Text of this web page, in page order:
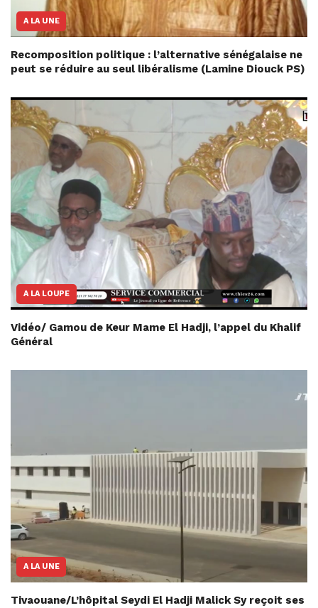
A LA UNE
Recomposition politique : l’alternative sénégalaise ne
peut se réduire au seul libéralisme (Lamine Diouck PS)
A LA LOUPE
Vidéo/ Gamou de Keur Mame El Hadji, l’appel du Khalif
Général
A LA UNE
Tivaouane/L’hôpital Seydi El Hadji Malick Sy reçoit ses